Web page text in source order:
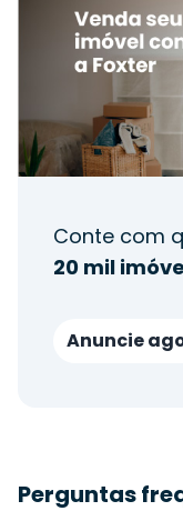
Conte com
20 mil
Anuncie
Perguntas